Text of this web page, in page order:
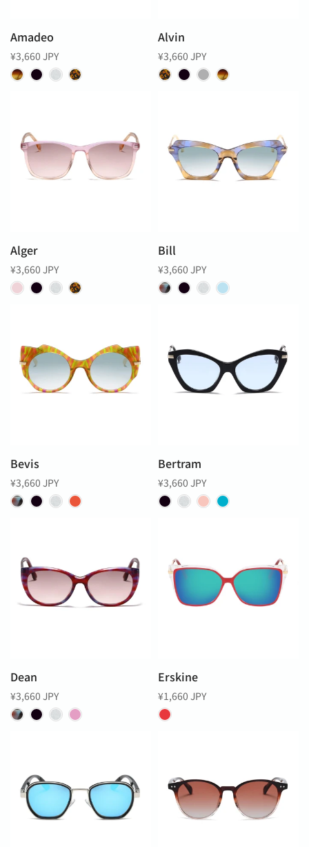
Amadeo
¥3,660 JPY
Alvin
¥3,660 JPY
Alger
¥3,660 JPY
Bill
¥3,660 JPY
Bevis
¥3,660 JPY
Bertram
¥3,660 JPY
Dean
¥3,660 JPY
Erskine
¥1,660 JPY